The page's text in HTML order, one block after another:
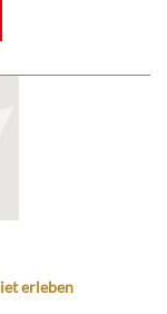
erleben